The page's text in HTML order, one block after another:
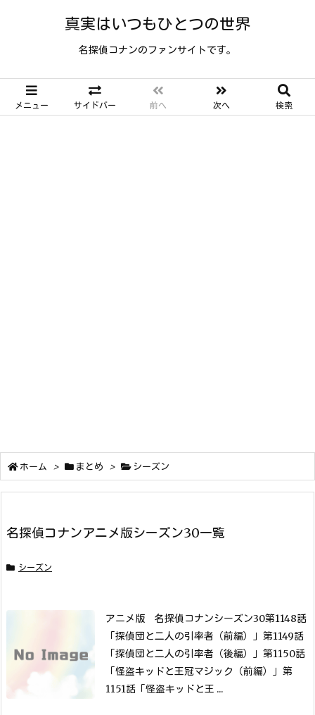
真実はいつもひとつの世界
名探偵コナンのファンサイトです。
メニュー サイドバー 前へ 次へ 検索
ホーム > まとめ > シーズン
名探偵コナンアニメ版シーズン30一覧
シーズン
アニメ版 名探偵コナンシーズン30第1148話
「探偵団と二人の引率者（前編）」 第1149話
「探偵団と二人の引率者（後編）」 第1150話
「怪盗キッドと王冠マジック（前編）」 第
1151話「怪盗キッドと王 ...